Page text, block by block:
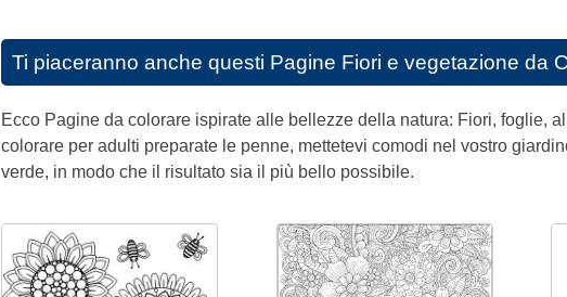
Ti piaceranno anche questi Pagine Fiori e vegetazione da
Ecco Pagine da colorare ispirate alle bellezze della natura: Fiori, foglie,
colorare per adulti preparate le penne, mettetevi comodi nel vostro
verde, in modo che il risultato sia il più bello possibile.